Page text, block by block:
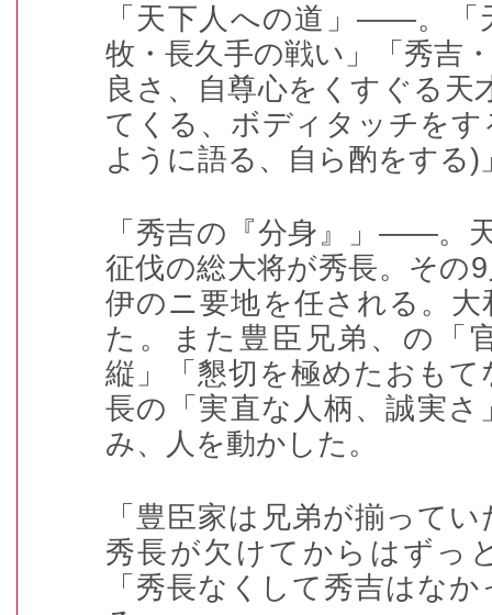
「天下人への道」――。「
牧・長久手の戦い」「秀吉
良さ、自尊心をくすぐる天
てくる、ボディタッチを
ように語る、自ら酌をする)
「秀吉の『分身』」――。
征伐の総大将が秀長。その9
伊のニ要地を任される。
た。また豊臣兄弟、の「
縦」「懇切を極めたおも
長の「実直な人柄、誠実
み、人を動かした。
「豊臣家は兄弟が揃って
秀長が欠けてからはずっ
「秀長なくして秀吉はな